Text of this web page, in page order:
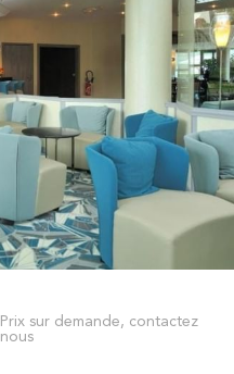
Prix sur demande, contactez
nous